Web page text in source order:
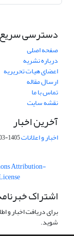
دسترسی سریع
صفحه اصلی
درباره نشریه
اعضای هیات تحریریه
ارسال مقاله
تماس با ما
نقشه سایت
آخرین اخبار
اخبار و اعلانات1405-03-30
Attribution-
اشتراک
برای دریافت اخبار و
شوید.